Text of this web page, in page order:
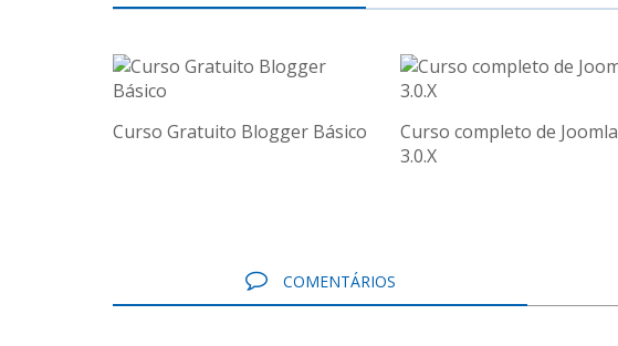
Curso Gratuito Blogger Básico
Curso completo de Joomla
3.0.X
COMENTÁRIOS